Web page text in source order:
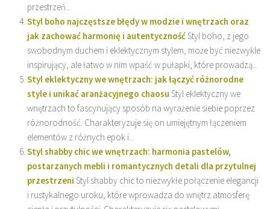
przestrzeń...
Styl boho najczęstsze błędy w modzie i wnętrzach oraz
jak zachować harmonię i autentycznośćStyl boho, z jego
swobodnym duchem i eklektycznym stylem, może być niezwykle
inspirujący, ale łatwo w nim wpaść w pułapki, które prowadzą...
Styl eklektyczny we wnętrzach: jak łączyć różnorodne
style i unikać aranżacyjnego chaosu Styl eklektyczny we
wnętrzach to fascynujący sposób na wyrażenie siebie poprzez
różnorodność. Charakteryzuje się on umiejętnym łączeniem
elementów z różnych epok i...
Styl shabby chic we wnętrzach: harmonia pastelów,
postarzanych mebli i romantycznych detali dla przytulnej
przestrzeni Styl shabby chic to niezwykłe połączenie elegancji
i rustykalnego uroku, które wprowadza do wnętrz atmosferę